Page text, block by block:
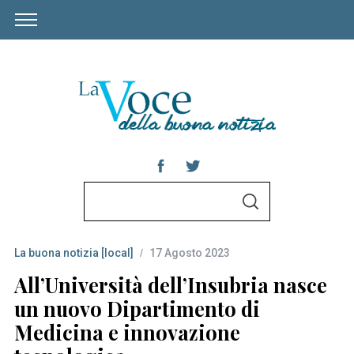
r
c
h
f
o
S
La buona notizia [local] 17 Agosto 2023
All’Università dell’Insubria nasce
un nuovo Dipartimento di
Medicina e innovazione